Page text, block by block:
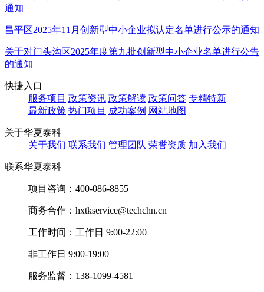
通知
昌平区2025年11月创新型中小企业拟认定名单进行公示的通知
关于对门头沟区2025年度第九批创新型中小企业名单进行公告
的通知
快捷入口
服务项目 政策资讯 政策解读 政策问答 专精特新
最新政策 热门项目 成功案例 网站地图
关于华夏泰科
关于我们 联系我们 管理团队 荣誉资质 加入我们
联系华夏泰科
项目咨询： 400-086-8855
商务合作： hxtkservice@techchn.cn
工作时间： 工作日 9:00-22:00
非工作日 9:00-19:00
服务监督： 138-1099-4581